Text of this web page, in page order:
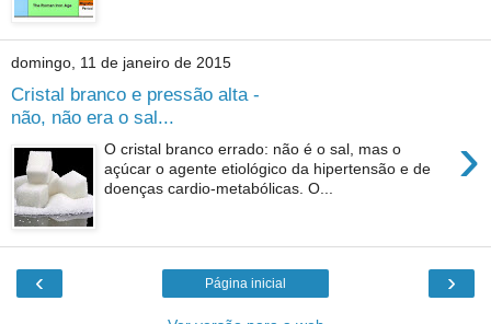
domingo, 11 de janeiro de 2015
Cristal branco e pressão alta -
não, não era o sal...
›
O cristal branco errado: não é o sal, mas o
açúcar o agente etiológico da hipertensão e de
doenças cardio-metabólicas. O...
‹ ›
Página inicial